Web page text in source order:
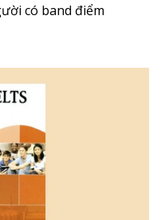
có band điểm